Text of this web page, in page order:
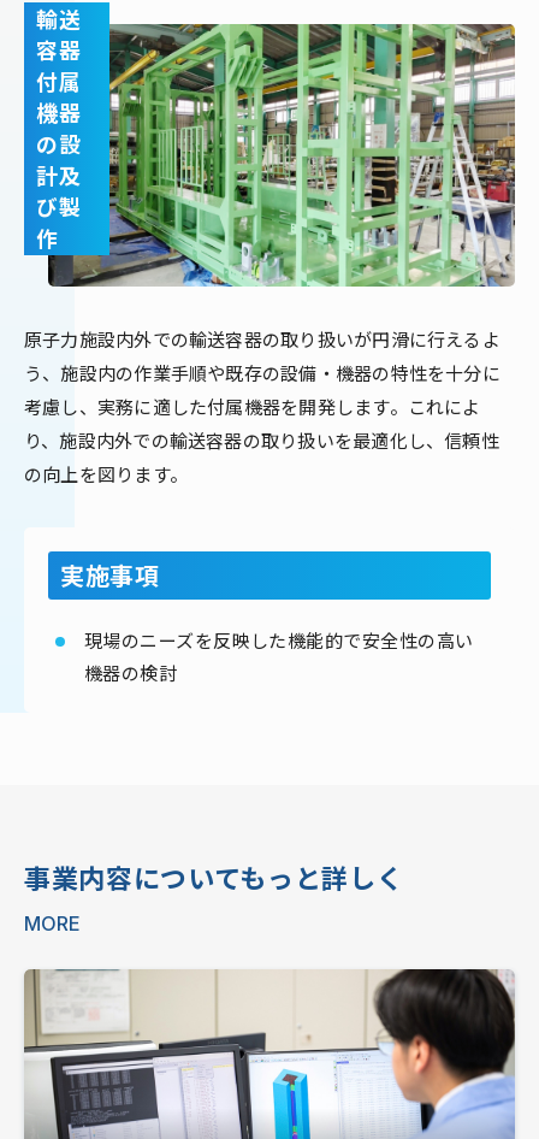
輸送
容器
付属
機器
の設
計及
び製
作
原子力施設内外での輸送容器の取り扱いが円滑に行えるよ
う、施設内の作業手順や既存の設備・機器の特性を十分に
考慮し、実務に適した付属機器を開発します。これによ
り、施設内外での輸送容器の取り扱いを最適化し、信頼性
の向上を図ります。
実施事項
現場のニーズを反映した機能的で安全性の高い
機器の検討
事業内容についてもっと詳しく
MORE